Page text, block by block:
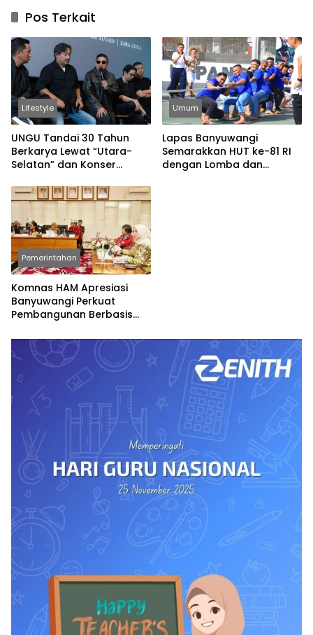
Pos Terkait
Lifestyle
UNGU Tandai 30 Tahun
Berkarya Lewat “Utara-
Selatan” dan Konser
Umum
Lapas Banyuwangi
Semarakkan HUT ke-81 RI
dengan Lomba dan
Pemerintahan
Komnas HAM Apresiasi
Banyuwangi Perkuat
Pembangunan Berbasis